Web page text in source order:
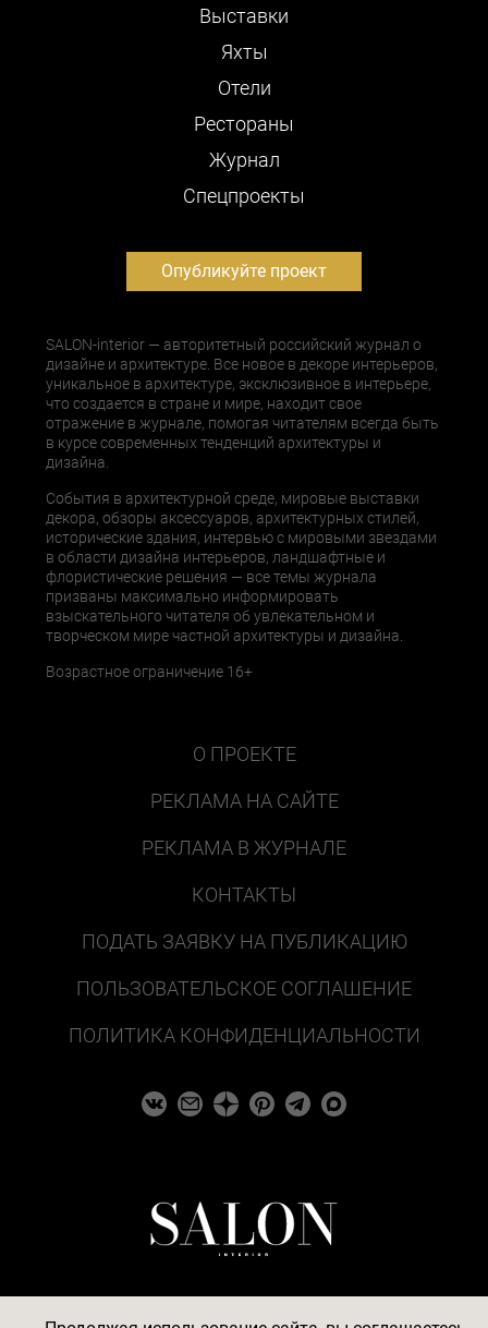
Выставки
Яхты
Отели
Рестораны
Журнал
Cпецпроекты
Опубликуйте проект
SALON-interior — авторитетный российский журнал о
дизайне и архитектуре. Все новое в декоре интерьеров,
уникальное в архитектуре, эксклюзивное в интерьере,
что создается в стране и мире, находит свое
отражение в журнале, помогая читателям всегда быть
в курсе современных тенденций архитектуры и
дизайна.
События в архитектурной среде, мировые выставки
декора, обзоры аксессуаров, архитектурных стилей,
исторические здания, интервью с мировыми звездами
в области дизайна интерьеров, ландшафтные и
флористические решения — все темы журнала
призваны максимально информировать
взыскательного читателя об увлекательном и
творческом мире частной архитектуры и дизайна.
Возрастное ограничение 16+
О ПРОЕКТЕ
РЕКЛАМА НА САЙТЕ
РЕКЛАМА В ЖУРНАЛЕ
КОНТАКТЫ
ПОДАТЬ ЗАЯВКУ НА ПУБЛИКАЦИЮ
ПОЛЬЗОВАТЕЛЬСКОЕ СОГЛАШЕНИЕ
ПОЛИТИКА КОНФИДЕНЦИАЛЬНОСТИ